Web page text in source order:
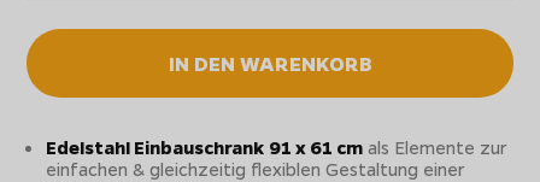
IN DEN WARENKORB
Edelstahl Einbauschrank 91 x 61 cm als Elemente zur
einfachen & gleichzeitig flexiblen Gestaltung einer